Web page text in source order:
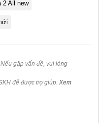
2 All new
gặp vấn đề, vui lòng
để được trợ giúp. Xem